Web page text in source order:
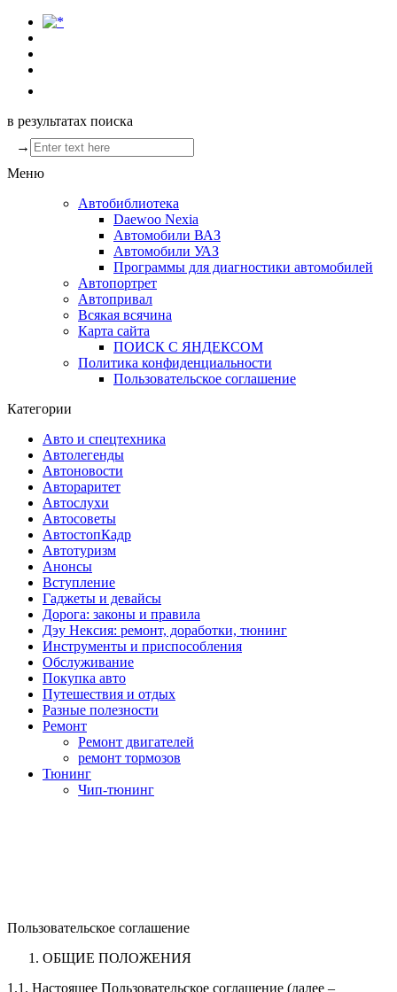
в результатах поиска
→
Меню
Автобиблиотека
Daewoo Nexia
Автомобили ВАЗ
Автомобили УАЗ
Программы для диагностики автомобилей
Автопортрет
Автопривал
Всякая всячина
Карта сайта
ПОИСК С ЯНДЕКСОМ
Политика конфиденциальности
Пользовательское соглашение
Категории
Авто и спецтехника
Автолегенды
Автоновости
Автораритет
Автослухи
Автосоветы
АвтостопКадр
Автотуризм
Анонсы
Вступление
Гаджеты и девайсы
Дорога: законы и правила
Дэу Нексия: ремонт, доработки, тюнинг
Инструменты и приспособления
Обслуживание
Покупка авто
Путешествия и отдых
Разные полезности
Ремонт
Ремонт двигателей
ремонт тормозов
Тюнинг
Чип-тюнинг
Пользовательское соглашение
ОБЩИЕ ПОЛОЖЕНИЯ
1.1. Настоящее Пользовательское соглашение (далее –